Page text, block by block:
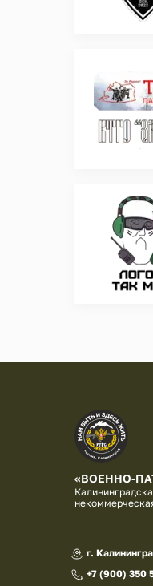
«ВОЕННО-
г.
+7 (900) 350